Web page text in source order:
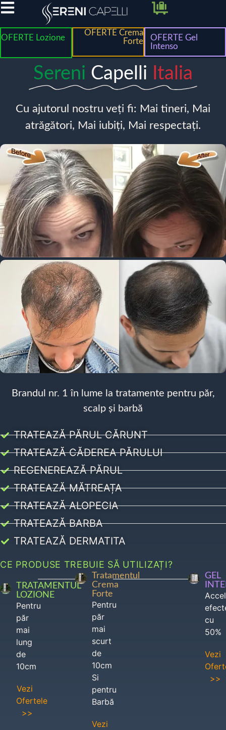
OFERTE Lozione
OFERTE Crema
Forte
OFERTE Gel
Intenso
Sereni Capelli Italia
Cu ajutorul nostru veți fi: Mai tineri, Mai
atrăgători, Mai iubiți, Mai respectați.
Brandul nr. 1 în lume la tratamente pentru păr,
scalp și barbă
TRATEAZĂ PĂRUL CĂRUNT
TRATEAZĂ CĂDEREA PĂRULUI
REGENEREAZĂ PĂRUL
TRATEAZĂ MĂTREAȚA
TRATEAZĂ ALOPECIA
TRATEAZĂ BARBA
TRATEAZĂ DERMATITA
CE PRODUSE TREBUIE SĂ UTILIZAȚI?
TRATAMENTUL
LOZIONE
Pentru
păr
mai
lung
de
10cm
Vezi
Ofertele
>>
Tratamentul
Crema
Forte
Pentru
păr
mai
scurt
de
10cm
Si
pentru
Barbă
Vezi
GEL
cu
50%
Vezi
>>